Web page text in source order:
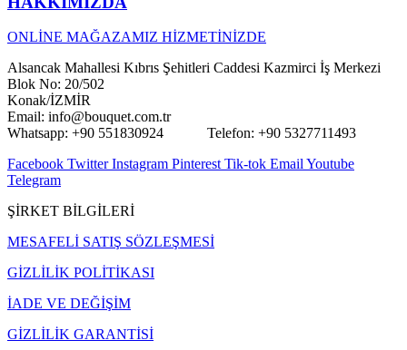
ONLİNE MAĞAZAMIZ HİZMETİNİZDE
Alsancak Mahallesi Kıbrıs Şehitleri Caddesi Kazmirci İş Merkezi
Blok No: 20/502
Konak/İZMİR
Email: info@bouquet.com.tr
Whatsapp: +90 551830924 Telefon: +90 5327711493
Facebook Twitter Instagram Pinterest Tik-tok Email Youtube
Telegram
ŞİRKET BİLGİLERİ
MESAFELİ SATIŞ SÖZLEŞMESİ
GİZLİLİK POLİTİKASI
İADE VE DEĞİŞİM
GİZLİLİK GARANTİSİ